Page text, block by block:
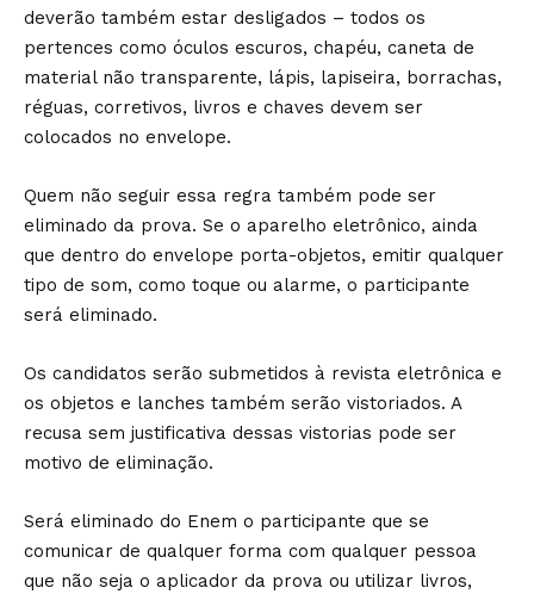
deverão também estar desligados – todos os
pertences como óculos escuros, chapéu, caneta de
material não transparente, lápis, lapiseira, borrachas,
réguas, corretivos, livros e chaves devem ser
colocados no envelope.
Quem não seguir essa regra também pode ser
eliminado da prova. Se o aparelho eletrônico, ainda
que dentro do envelope porta-objetos, emitir qualquer
tipo de som, como toque ou alarme, o participante
será eliminado.
Os candidatos serão submetidos à revista eletrônica e
os objetos e lanches também serão vistoriados. A
recusa sem justificativa dessas vistorias pode ser
motivo de eliminação.
Será eliminado do Enem o participante que se
comunicar de qualquer forma com qualquer pessoa
que não seja o aplicador da prova ou utilizar livros,